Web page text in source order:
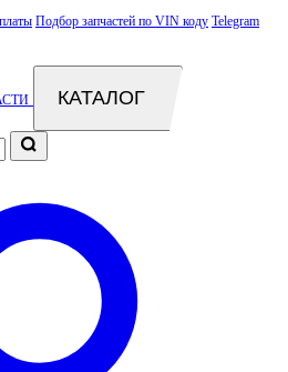
Подбор запчастей по VIN коду Telegram
КАТАЛОГ